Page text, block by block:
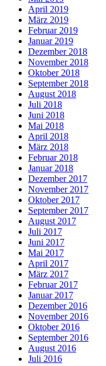
April 2019
März 2019
Februar 2019
Januar 2019
Dezember 2018
November 2018
Oktober 2018
September 2018
August 2018
Juli 2018
Juni 2018
Mai 2018
April 2018
März 2018
Februar 2018
Januar 2018
Dezember 2017
November 2017
Oktober 2017
September 2017
August 2017
Juli 2017
Juni 2017
Mai 2017
April 2017
März 2017
Februar 2017
Januar 2017
Dezember 2016
November 2016
Oktober 2016
September 2016
August 2016
Juli 2016